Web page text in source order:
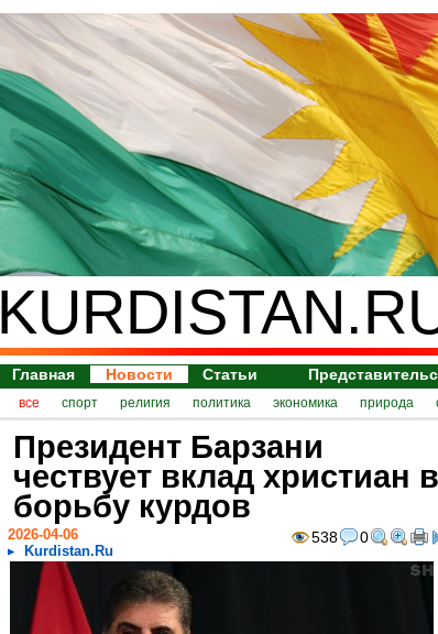
Главная Новости Статьи
все спорт религия политика экономика природа
Президент Барзани
чествует вклад христиан в
борьбу курдов
538 0
2026-04-06
Kurdistan.Ru